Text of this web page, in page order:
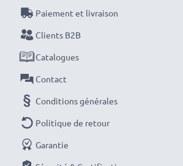
Paiement et livraison
Clients B2B
Catalogues
Contact
Conditions générales
Politique de retour
Garantie